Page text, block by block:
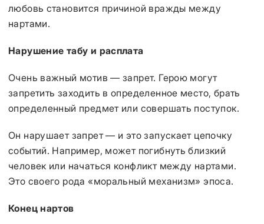
любовь становится причиной вражды между
нартами.
Нарушение табу и расплата
Очень важный мотив — запрет. Герою могут
запретить заходить в определенное место, брать
определенный предмет или совершать поступок.
Он нарушает запрет — и это запускает цепочку
событий. Например, может погибнуть близкий
человек или начаться конфликт между нартами.
Это своего рода «моральный механизм» эпоса.
Конец нартов